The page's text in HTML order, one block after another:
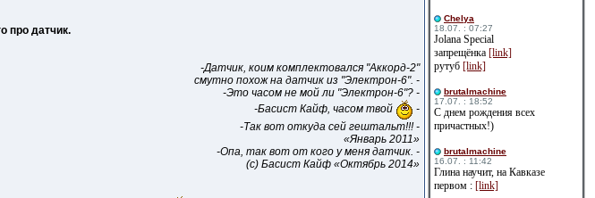
про датчик.
-Датчик, коим комплектовался "Аккорд-2"
смутно похож на датчик из "Электрон-6". -
-Это часом не мой ли "Электрон-6"? -
-Басист Кайф, часом твой
-
-Так вот откуда сей гештальт!!! -
«Январь 2011»
-Опа, так вот от кого у меня датчик. -
(с) Басист Кайф «Октябрь 2014»
Сhelya
18.07. : 07:27
Jolana Special
запрещёнка [link]
рутуб [link]
brutalmachine
17.07. : 18:52
С днем рождения всех
причастных!)
brutalmachine
16.07. : 11:42
Глина научит, на Кавказе
первом : [link]